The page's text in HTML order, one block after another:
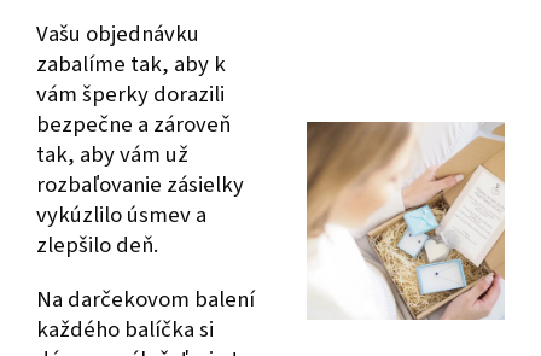
Vašu objednávku
zabalíme tak, aby k
vám šperky dorazili
bezpečne a zároveň
tak, aby vám už
rozbaľovanie zásielky
vykúzlilo úsmev a
zlepšilo deň.
Na darčekovom balení
každého balíčka si